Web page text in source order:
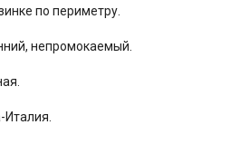
по периметру.
непромокаемый.
Италия.